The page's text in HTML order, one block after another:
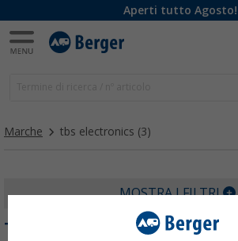
Aperti tutto Agosto!
Marche tbs electronics (3)
MOSTRA I FILTRI
TBS ELECTRONICS